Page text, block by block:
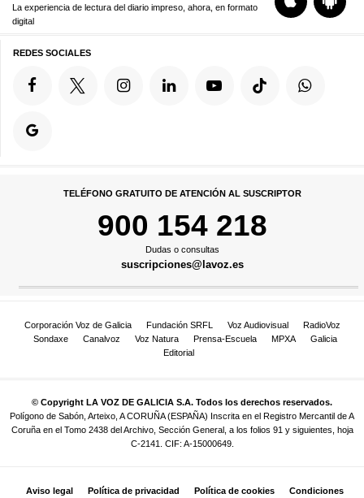
La experiencia de lectura del diario impreso, ahora, en formato
digital
REDES SOCIALES
TELÉFONO GRATUITO DE ATENCIÓN AL SUSCRIPTOR
900 154 218
Dudas o consultas
suscripciones@lavoz.es
Corporación Voz de Galicia Fundación SRFL Voz Audiovisual
RadioVoz
Sondaxe
Canalvoz Voz Natura Prensa-Escuela MPXA
Galicia
Editorial
© Copyright LA VOZ DE GALICIA S.A. Todos los derechos reservados.
Polígono de Sabón, Arteixo, A CORUÑA (ESPAÑA) Inscrita en el Registro Mercantil de A
Coruña en el Tomo 2438 del Archivo, Sección General, a los folios 91 y siguientes, hoja
C-2141. CIF: A-15000649.
Aviso legal Política de privacidad Política de cookies Condiciones